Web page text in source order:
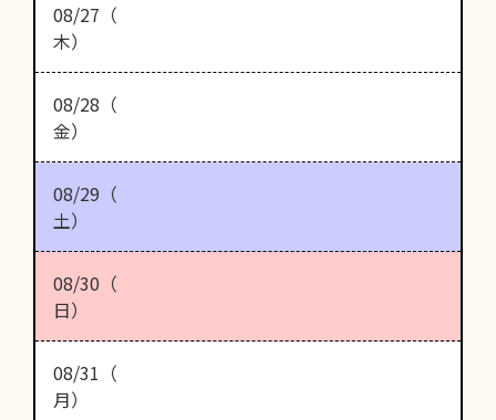
08/27（
木）
08/28（
金）
08/29（
土）
08/30（
日）
08/31（
月）